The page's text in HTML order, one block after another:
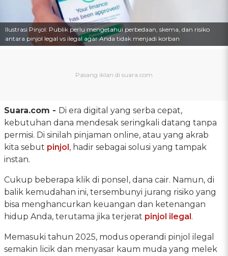
Ilustrasi Pinjol: Publik perlu mengetahui perbedaan, skema, dan risiko
antara pinjol legal vs ilegal agar Anda tidak menjadi korban
Suara.com - Di era digital yang serba cepat,
kebutuhan dana mendesak seringkali datang tanpa
permisi. Di sinilah pinjaman online, atau yang akrab
kita sebut pinjol, hadir sebagai solusi yang tampak
instan.
Cukup beberapa klik di ponsel, dana cair. Namun, di
balik kemudahan ini, tersembunyi jurang risiko yang
bisa menghancurkan keuangan dan ketenangan
hidup Anda, terutama jika terjerat pinjol ilegal.
Memasuki tahun 2025, modus operandi pinjol ilegal
semakin licik dan menyasar kaum muda yang melek